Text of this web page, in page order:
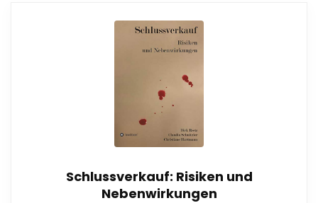
Schlussverkauf: Risiken und
Nebenwirkungen